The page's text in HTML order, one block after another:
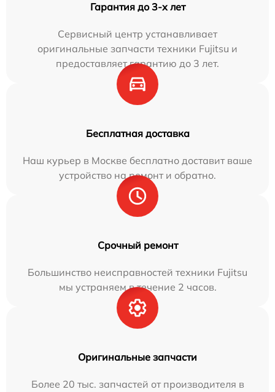
Гарантия до 3-х лет
Сервисный центр устанавливает
оригинальные запчасти техники Fujitsu и
предоставляет гарантию до 3 лет.
Бесплатная доставка
Наш курьер в Москве бесплатно доставит ваше
устройство на ремонт и обратно.
Срочный ремонт
Большинство неисправностей техники Fujitsu
мы устраняем в течение 2 часов.
Оригинальные запчасти
Более 20 тыс. запчастей от производителя в